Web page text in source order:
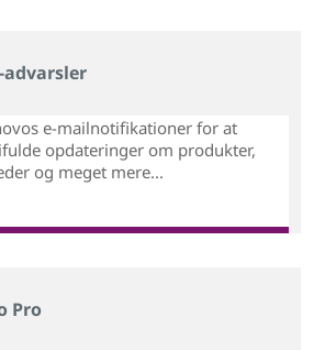
advarsler
e-mailnotifikationer for at
opdateringer om produkter,
og meget mere...
Pro